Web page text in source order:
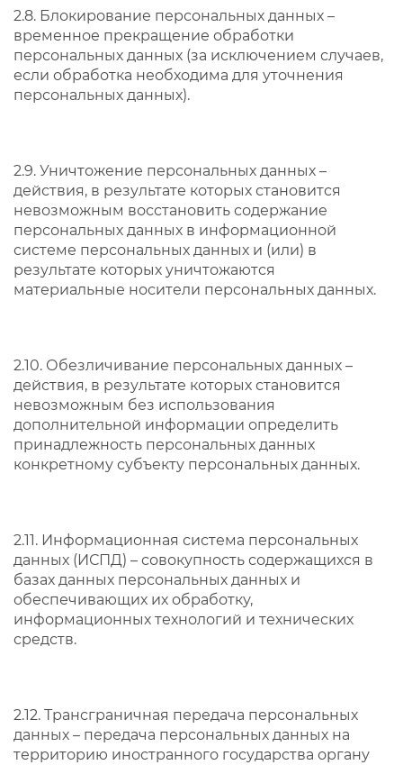
2.8. Блокирование персональных данных –
временное прекращение обработки
персональных данных (за исключением случаев,
если обработка необходима для уточнения
персональных данных).
2.9. Уничтожение персональных данных –
действия, в результате которых становится
невозможным восстановить содержание
персональных данных в информационной
системе персональных данных и (или) в
результате которых уничтожаются
материальные носители персональных данных.
2.10. Обезличивание персональных данных –
действия, в результате которых становится
невозможным без использования
дополнительной информации определить
принадлежность персональных данных
конкретному субъекту персональных данных.
2.11. Информационная система персональных
данных (ИСПД) – совокупность содержащихся в
базах данных персональных данных и
обеспечивающих их обработку,
информационных технологий и технических
средств.
2.12. Трансграничная передача персональных
данных – передача персональных данных на
территорию иностранного государства органу